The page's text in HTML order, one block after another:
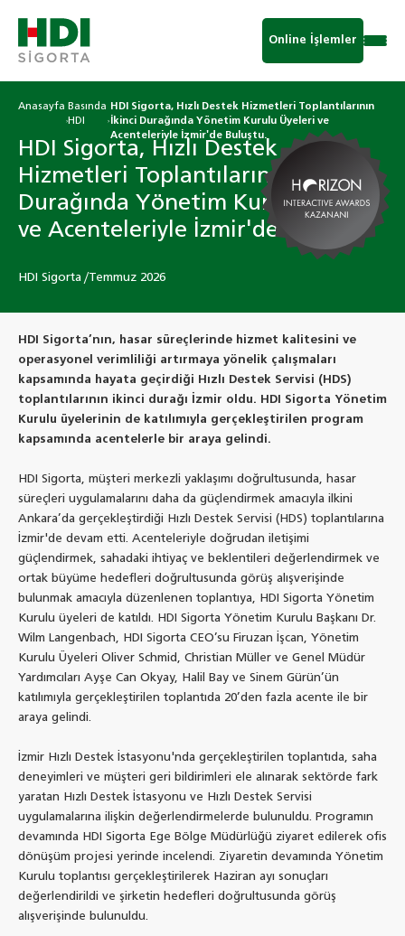
Online İşlemler
Anasayfa Basında
HDI
HDI Sigorta, Hızlı Destek Hizmetleri Toplantılarının
İkinci Durağında Yönetim Kurulu Üyeleri ve
Acenteleriyle İzmir'de Buluştu.
HDI Sigorta, Hızlı Destek
Hizmetleri Toplantılarının İkinci
Durağında Yönetim Kurulu Üyeleri
ve Acenteleriyle İzmir'de Buluştu
HDI Sigorta /Temmuz 2026
HDI Sigorta’nın, hasar süreçlerinde hizmet kalitesini ve
operasyonel verimliliği artırmaya yönelik çalışmaları
kapsamında hayata geçirdiği Hızlı Destek Servisi (HDS)
toplantılarının ikinci durağı İzmir oldu. HDI Sigorta Yönetim
Kurulu üyelerinin de katılımıyla gerçekleştirilen program
kapsamında acentelerle bir araya gelindi.
HDI Sigorta, müşteri merkezli yaklaşımı doğrultusunda, hasar
süreçleri uygulamalarını daha da güçlendirmek amacıyla ilkini
Ankara’da gerçekleştirdiği Hızlı Destek Servisi (HDS) toplantılarına
İzmir'de devam etti. Acenteleriyle doğrudan iletişimi
güçlendirmek, sahadaki ihtiyaç ve beklentileri değerlendirmek ve
ortak büyüme hedefleri doğrultusunda görüş alışverişinde
bulunmak amacıyla düzenlenen toplantıya, HDI Sigorta Yönetim
Kurulu üyeleri de katıldı. HDI Sigorta Yönetim Kurulu Başkanı Dr.
Wilm Langenbach, HDI Sigorta CEO’su Firuzan İşcan, Yönetim
Kurulu Üyeleri Oliver Schmid, Christian Müller ve Genel Müdür
Yardımcıları Ayşe Can Okyay, Halil Bay ve Sinem Gürün’ün
katılımıyla gerçekleştirilen toplantıda 20’den fazla acente ile bir
araya gelindi.
İzmir Hızlı Destek İstasyonu'nda gerçekleştirilen toplantıda, saha
deneyimleri ve müşteri geri bildirimleri ele alınarak sektörde fark
yaratan Hızlı Destek İstasyonu ve Hızlı Destek Servisi
uygulamalarına ilişkin değerlendirmelerde bulunuldu. Programın
devamında HDI Sigorta Ege Bölge Müdürlüğü ziyaret edilerek ofis
dönüşüm projesi yerinde incelendi. Ziyaretin devamında Yönetim
Kurulu toplantısı gerçekleştirilerek Haziran ayı sonuçları
değerlendirildi ve şirketin hedefleri doğrultusunda görüş
alışverişinde bulunuldu.